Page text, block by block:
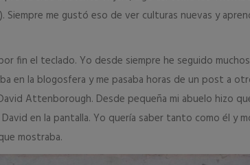
Siempre me gustó eso de ver culturas nuevas y
fin el teclado. Yo desde siempre he seguido
en la blogosfera y me pasaba horas de un post a
Attenborough. Desde pequeña mi abuelo hizo
en la pantalla. Yo quería saber tanto como él y
mostraba.